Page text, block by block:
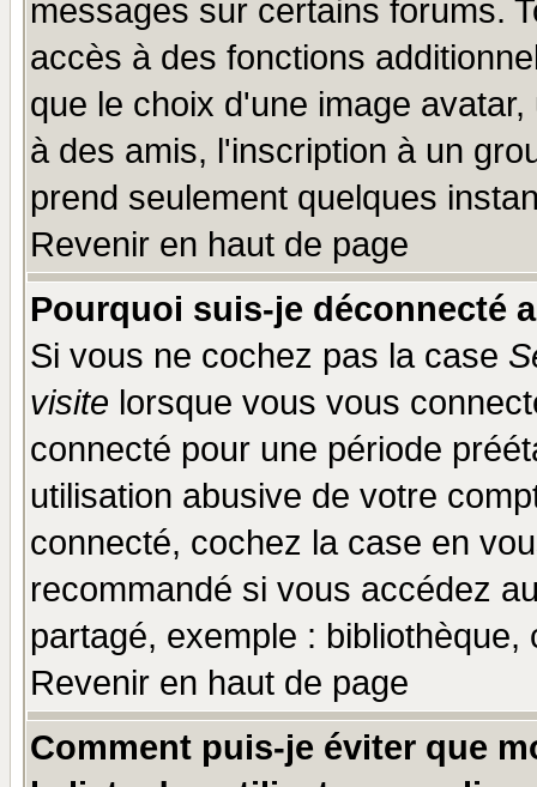
messages sur certains forums.
accès à des fonctions
que le choix d'une image
à des amis, l'inscription à un
prend seulement quelques
Revenir en haut de page
Pourquoi suis-je déconnecté
Si vous ne cochez pas la case
visite lorsque vous vous
connecté pour une période
utilisation abusive de votre
connecté, cochez la case en
recommandé si vous accédez
partagé, exemple :
Revenir en haut de page
Comment puis-je éviter que